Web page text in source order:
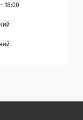
18:00